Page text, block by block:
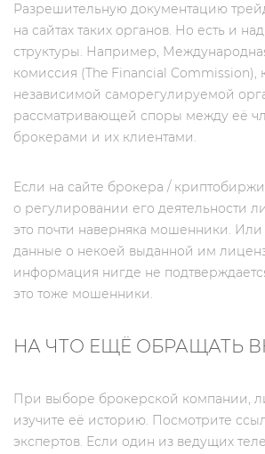
Разрешительную документацию
на сайтах таких органов. Но есть и
структуры. Например,
комиссия (The Financial Commission),
независимой саморегулируемой
рассматривающей споры между её
брокерами и их клиентами.
Если на сайте брокера /
о регулировании его деятельности
это почти наверняка мошенники. Или
данные о некоей выданной им
информация нигде не
это тоже мошенники.
НА ЧТО ЕЩЁ ОБРАЩАТЬ
При выборе брокерской компании,
изучите её историю. Посмотрите
экспертов. Если один из ведущих